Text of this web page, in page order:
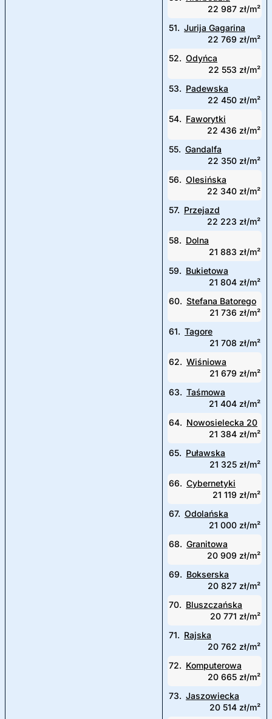
22 987 zł/m²
51. Jurija Gagarina
22 769 zł/m²
52. Odyńca
22 553 zł/m²
53. Padewska
22 450 zł/m²
54. Faworytki
22 436 zł/m²
55. Gandalfa
22 350 zł/m²
56. Olesińska
22 340 zł/m²
57. Przejazd
22 223 zł/m²
58. Dolna
21 883 zł/m²
59. Bukietowa
21 804 zł/m²
60. Stefana Batorego
21 736 zł/m²
61. Tagore
21 708 zł/m²
62. Wiśniowa
21 679 zł/m²
63. Taśmowa
21 404 zł/m²
64. Nowosielecka 20
21 384 zł/m²
65. Puławska
21 325 zł/m²
66. Cybernetyki
21 119 zł/m²
67. Odolańska
21 000 zł/m²
68. Granitowa
20 909 zł/m²
69. Bokserska
20 827 zł/m²
70. Bluszczańska
20 771 zł/m²
71. Rajska
20 762 zł/m²
72. Komputerowa
20 665 zł/m²
73. Jaszowiecka
20 514 zł/m²